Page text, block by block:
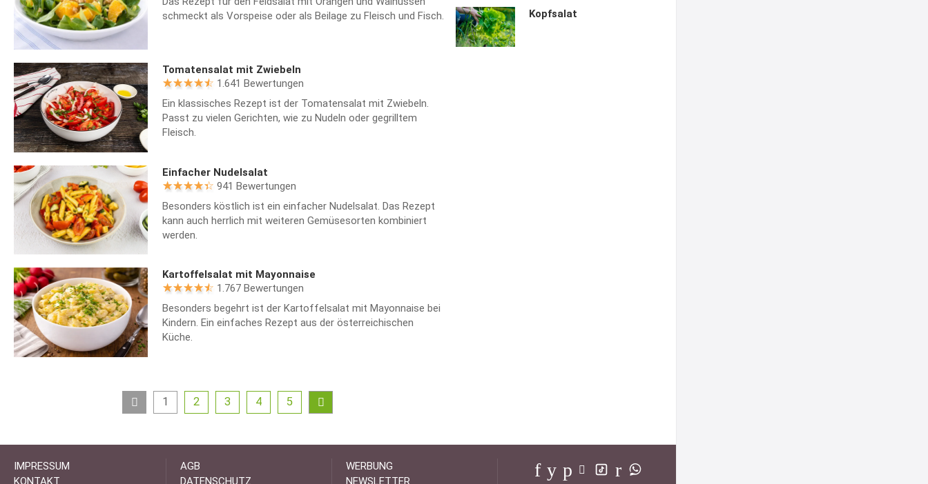
schmeckt als Vorspeise oder als Beilage zu Fleisch und Fisch.
Tomatensalat mit Zwiebeln
1.641 Bewertungen
Ein klassisches Rezept ist der Tomatensalat mit Zwiebeln.
Passt zu vielen Gerichten, wie zu Nudeln oder gegrilltem
Fleisch.
Einfacher Nudelsalat
941 Bewertungen
Besonders köstlich ist ein einfacher Nudelsalat. Das Rezept
kann auch herrlich mit weiteren Gemüsesorten kombiniert
werden.
Kartoffelsalat mit Mayonnaise
1.767 Bewertungen
Besonders begehrt ist der Kartoffelsalat mit Mayonnaise bei
Kindern. Ein einfaches Rezept aus der österreichischen
Küche.
1 2 3 4 5
Kopfsalat
IMPRESSUM
KONTAKT
AGB
DATENSCHUTZ
WERBUNG
NEWSLETTER